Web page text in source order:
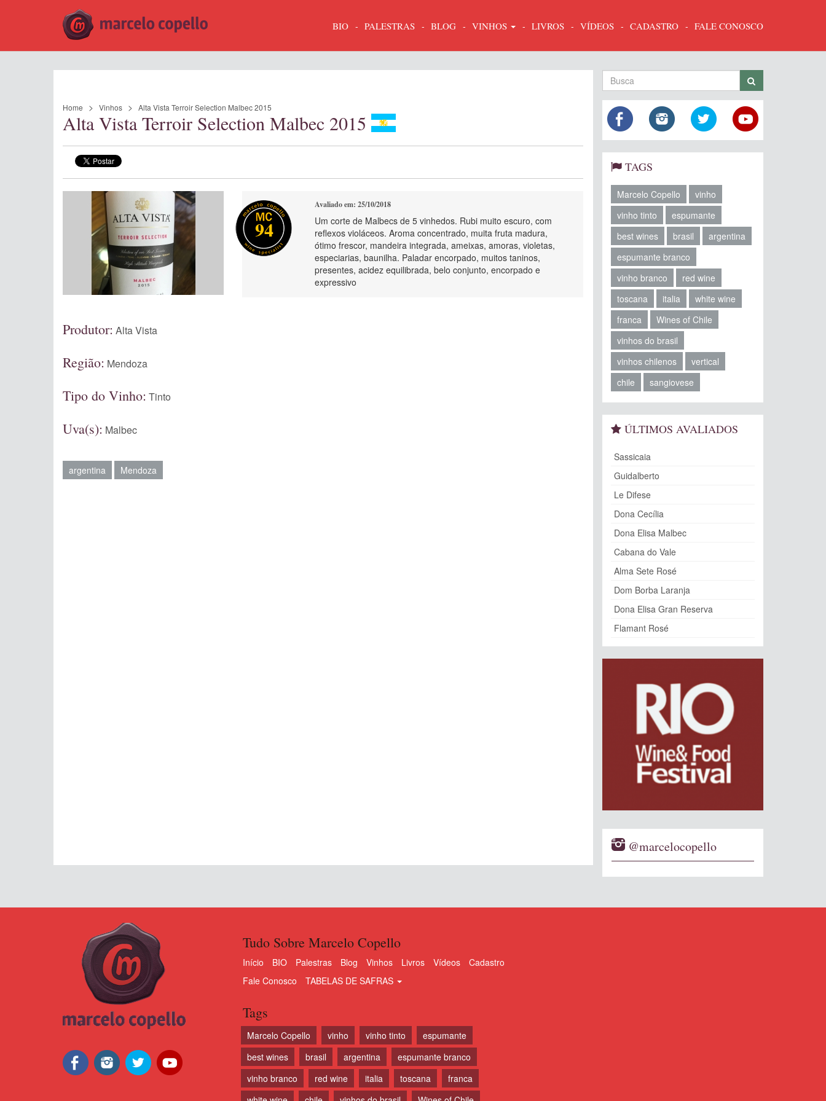
BIO PALESTRAS BLOG VINHOS LIVROS VÍDEOS CADASTRO FALE CONOSCO
Home Vinhos Alta Vista Terroir Selection Malbec 2015
Alta Vista Terroir Selection Malbec 2015
94
Avaliado em: 25/10/2018
Um corte de Malbecs de 5 vinhedos. Rubi muito escuro, com
reflexos violáceos. Aroma concentrado, muita fruta madura,
ótimo frescor, mandeira integrada, ameixas, amoras, violetas,
especiarias, baunilha. Paladar encorpado, muitos taninos,
presentes, acidez equilibrada, belo conjunto, encorpado e
expressivo
Produtor: Alta Vista
Região: Mendoza
Tipo do Vinho: Tinto
Uva(s): Malbec
argentina Mendoza
TAGS
Marcelo Copello
vinho
vinho tinto
espumante
best wines
brasil
argentina
espumante branco
vinho branco
red wine
toscana
italia
white wine
franca
Wines of Chile
vinhos do brasil
vinhos chilenos
vertical
chile
sangiovese
ÚLTIMOS AVALIADOS
Sassicaia
Guidalberto
Le Difese
Dona Cecília
Dona Elisa Malbec
Cabana do Vale
Alma Sete Rosé
Dom Borba Laranja
Dona Elisa Gran Reserva
Flamant Rosé
@marcelocopello
Tudo Sobre Marcelo Copello
Início BIO Palestras Blog Vinhos Livros Vídeos
Cadastro
Fale Conosco
TABELAS DE SAFRAS
Tags
Marcelo Copello vinho vinho tinto
espumante
best wines
brasil argentina
espumante branco
vinho branco
red wine italia toscana
franca